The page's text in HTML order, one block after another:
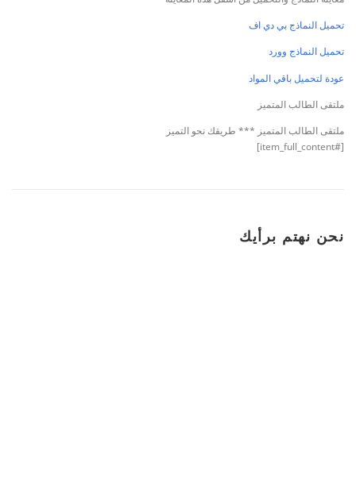
تحميل النماذج بي دي اف
تحميل النماذج وورد
عودة لتحميل باقي المواد
ملتقى الطالب المتميز
ملتقى الطالب المتميز *** طريقك نحو التميز
[#item_full_content]
نحن نهتم برأيك